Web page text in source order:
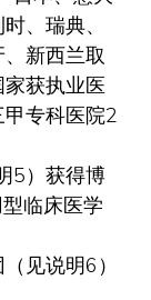
、瑞典、
新西兰取
获执业医
专科医院2
5）获得博
临床医学
见说明6）